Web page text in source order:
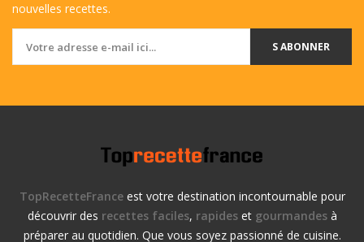
nouvelles recettes.
S ABONNER
TopRecetteFranceest votre destination incontournable pour
découvrir des recettes faciles, rapideset gourmandesà
préparer au quotidien. Que vous soyez passionné de cuisine.